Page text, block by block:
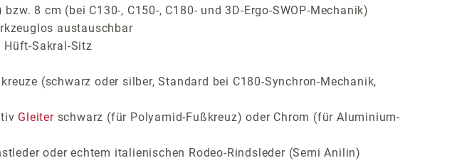
8 cm (bei C130-, C150-, C180- und 3D-Ergo-SWOP-Mechanik)
austauschbar
Hüft-Sakral-Sitz
(schwarz oder silber, Standard bei C180-Synchron-Mechanik,
Gleiterschwarz (für Polyamid-Fußkreuz) oder Chrom (für Aluminium-
oder echtem italienischen Rodeo-Rindsleder (Semi Anilin)